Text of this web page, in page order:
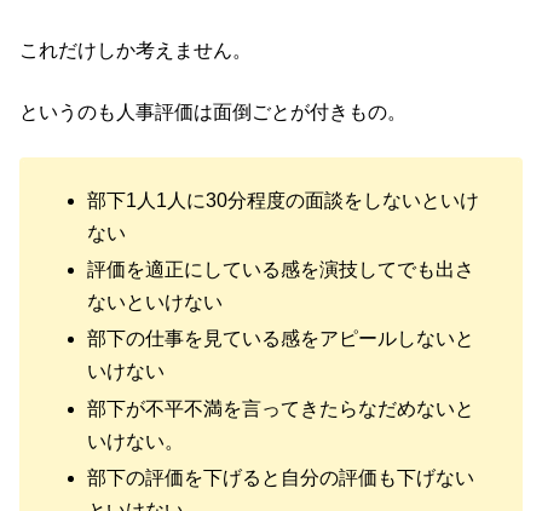
これだけしか考えません。
というのも人事評価は面倒ごとが付きもの。
部下1人1人に30分程度の面談をしないといけ
ない
評価を適正にしている感を演技してでも出さ
ないといけない
部下の仕事を見ている感をアピールしないと
いけない
部下が不平不満を言ってきたらなだめないと
いけない。
部下の評価を下げると自分の評価も下げない